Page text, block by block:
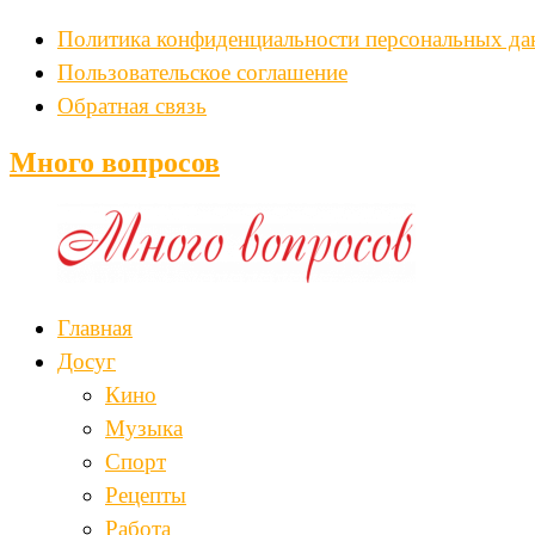
Политика конфиденциальности персональных
Пользовательское соглашение
Обратная связь
Много вопросов
Главная
Досуг
Кино
Музыка
Спорт
Рецепты
Работа